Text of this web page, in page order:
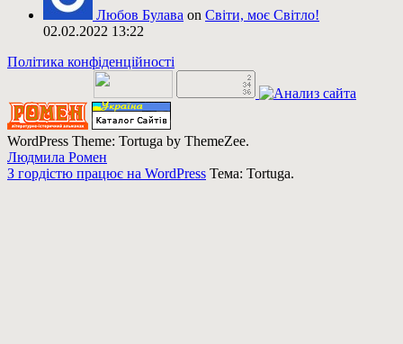
Любов Булава on Світи, моє Світло!
02.02.2022 13:22
Політика конфіденційності
WordPress Theme: Tortuga by ThemeZee.
Людмила Ромен
З гордістю працює на WordPress Тема: Tortuga.